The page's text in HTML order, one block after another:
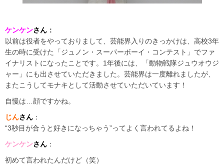
ケンケンさん ：
以前は役者をやっておりまして、芸能界入りのきっかけは、高校3年
生の時に受けた「ジュノン・スーパーボーイ・コンテスト」でファ
イナリストになったことです。1年後には、「動物戦隊ジュウオウジ
ャー」にも出させていただきました。芸能界は一度離れましたが、
またこうしてモナキとして活動させていただいています！
自慢は…顔ですかね。
じんさん ：
“3秒目が合うと好きになっちゃう”ってよく言われてるよね！
ケンケンさん ：
初めて言われたんだけど（笑）